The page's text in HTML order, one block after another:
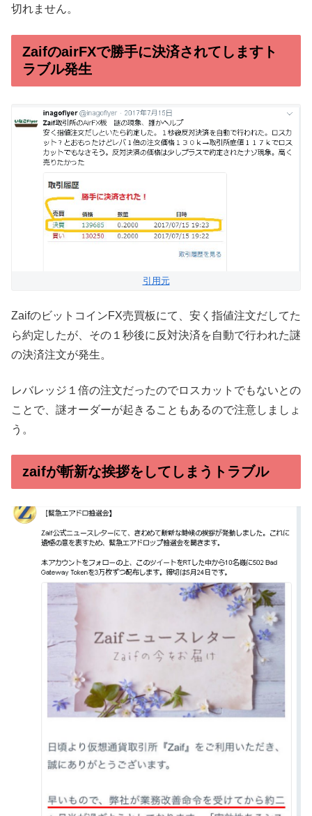
切れません。
ZaifのairFXで勝手に決済されてしますト
ラブル発生
引用元
ZaifのビットコインFX売買板にて、安く指値注文だしてた
ら約定したが、その１秒後に反対決済を自動で行われた謎
の決済注文が発生。
レバレッジ１倍の注文だったのでロスカットでもないとの
ことで、謎オーダーが起きることもあるので注意しましょ
う。
zaifが斬新な挨拶をしてしまうトラブル